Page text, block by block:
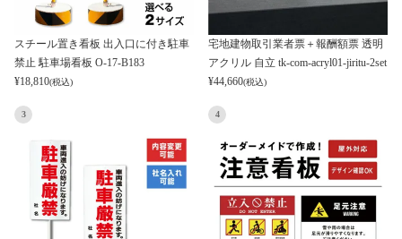
スチール置き看板 出入口に付き駐車
禁止 駐車場看板 O-17-B183
¥18,810(税込)
宅地建物取引業者票＋報酬額票 透明
アクリル 自立 tk-com-acryl01-jiritu-2set
¥44,660(税込)
3 4